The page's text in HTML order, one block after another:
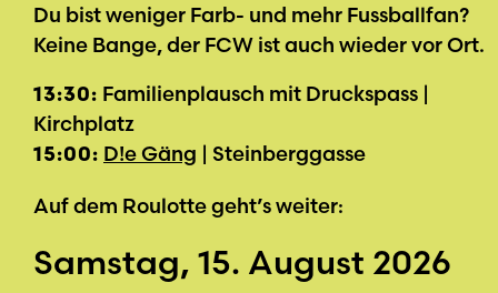
Du bist weniger Farb- und mehr Fussballfan?
Keine Bange, der FCW ist auch wieder vor Ort.
13:30: Familienplausch mit Druckspass |
Kirchplatz
15:00: D!e Gäng | Steinberggasse
Auf dem Roulotte geht’s weiter:
Samstag, 15. August 2026